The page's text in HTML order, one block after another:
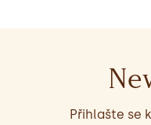
Přihlašte se